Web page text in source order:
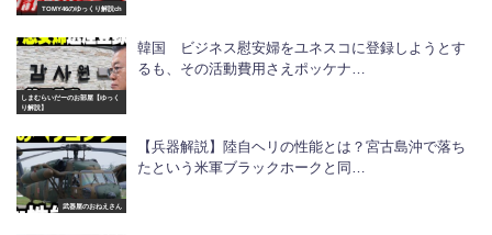
TOMY46のゆっくり解説ch
しまむらいだーのお部屋【ゆっく
り解説】
韓国 ビジネス慰安婦をユネスコに登録しようとす
るも、その活動費用さえポッケナ…
武器屋のおねえさん
【兵器解説】陸自ヘリの性能とは？宮古島沖で落ち
たという米軍ブラックホークと同…